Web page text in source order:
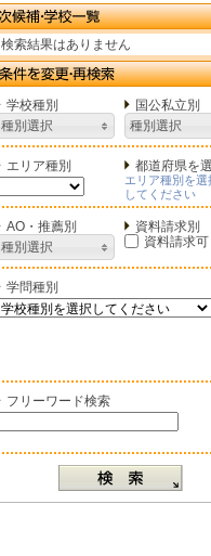
検索結果はありません
学校種別
種別選択
国公私立別
種別選択
エリア種別 都道府県を
エリア種別を選
してください
AO・推薦別
種別選択
資料請求別
資料請求可
学問種別
フリーワード検索